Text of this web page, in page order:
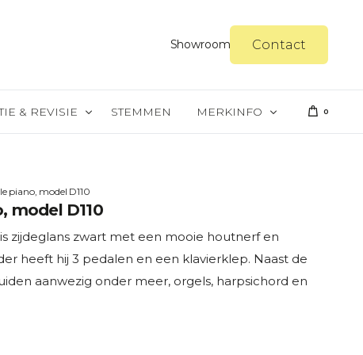
Showroom Contact
& REVISIE
spuiten
STEMMEN MERKINFO
Merkinfo Kawai
0
piano, model D110
model D110
zijdeglans zwart met een mooie houtnerf en
heeft hij 3 pedalen en een klavierklep. Naast de
aanwezig onder meer, orgels, harpsichord en